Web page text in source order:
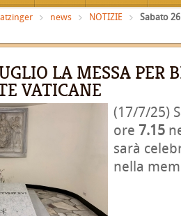
news NOTIZIE
Sabato
LA MESSA PER
VATICANE
(17/7/25)
ore 7.15
sarà
nella